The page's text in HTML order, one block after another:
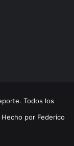
Todos los
por Federico